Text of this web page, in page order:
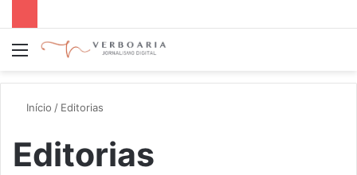
Menu
Início / Editorias
Editorias